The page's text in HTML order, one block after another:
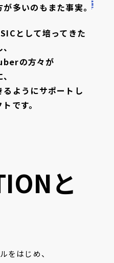
多いのもまた事実。
として培ってきた
の方々が
ようにサポートし
です。
と
をはじめ、